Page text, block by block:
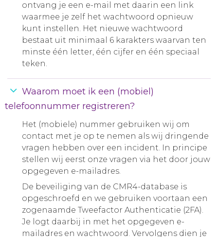
Aanmelden nieuwsbrief
Inloggen
ontvang je een e-mail met daarin een link
waarmee je zelf het wachtwoord opnieuw
kunt instellen. Het nieuwe wachtwoord
bestaat uit minimaal 6 karakters waarvan ten
minste één letter, één cijfer en één speciaal
teken.
Waarom moet ik een (mobiel)
telefoonnummer registreren?
Het (mobiele) nummer gebruiken wij om
contact met je op te nemen als wij dringende
vragen hebben over een incident. In principe
stellen wij eerst onze vragen via het door jouw
opgegeven e-mailadres.
De beveiliging van de CMR4-database is
opgeschroefd en we gebruiken voortaan een
zogenaamde Tweefactor Authenticatie (2FA).
Je logt daarbij in met het opgegeven e-
mailadres en wachtwoord. Vervolgens dien je